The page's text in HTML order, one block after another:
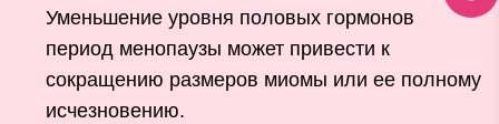
Уменьшение уровня половых гормонов
период менопаузы может привести к
сокращению размеров миомы или ее полному
исчезновению.